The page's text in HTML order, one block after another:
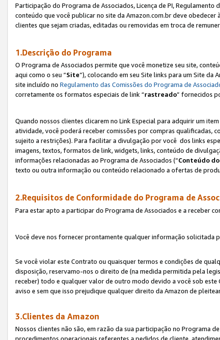
Participação do Programa de Associados, Licença de PI,
conteúdo que você publicar no site da Amazon.com.br deve
clientes que sejam criadas, editadas ou removidas em troca de
1.Descrição do Programa
O Programa de Associados permite que você monetize seu site,
aqui como o seu “Site”), colocando em seu Site links para um Site da
site incluído no Regulamento das Comissões do Programa de
corretamente os formatos especiais de link “rastreado” fornecidos
Quando nossos clientes clicarem no Link Especial para adquirir um
atividade, você poderá receber comissões por compras qualificadas,
sujeito a restrições). Para facilitar a divulgação por você dos links
imagens, textos, formatos de link, widgets, links, conteúdo de
informações relacionadas ao Programa de Associados (“Conteúdo
texto ou outra informação ou conteúdo relacionado a ofertas de
2.Requisitos de Conformidade do Programa de
Para estar apto a participar do Programa de Associados e a receber
Você deve nos fornecer prontamente qualquer informação solicitada
Se você violar este Contrato ou quaisquer termos e condições de
disposição, reservamo-nos o direito de (na medida permitida pela
receber) todo e qualquer valor de outro modo devido a você sob
aviso e sem que isso prejudique qualquer direito da Amazon de
3.Clientes da Amazon
Nossos clientes não são, em razão da sua participação no Programa
procedimentos operacionais referentes a pedidos de cliente,